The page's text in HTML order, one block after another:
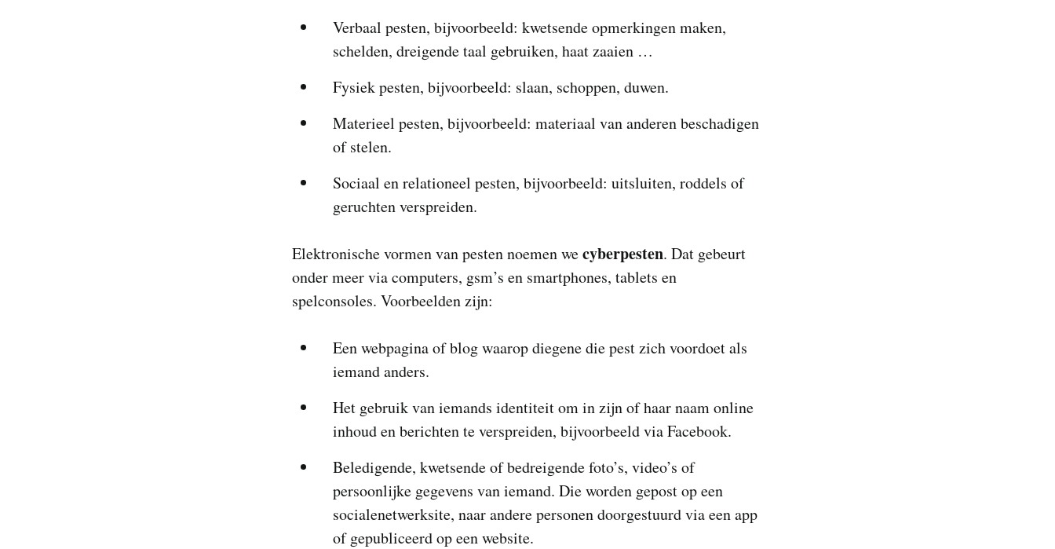
Verbaal pesten, bijvoorbeeld: kwetsende opmerkingen maken,
schelden, dreigende taal gebruiken, haat zaaien …
Fysiek pesten, bijvoorbeeld: slaan, schoppen, duwen.
Materieel pesten, bijvoorbeeld: materiaal van anderen beschadigen
of stelen.
Sociaal en relationeel pesten, bijvoorbeeld: uitsluiten, roddels of
geruchten verspreiden.
Elektronische vormen van pesten noemen wecyberpesten. Dat gebeurt
onder meer via computers, gsm’s en smartphones, tablets en
spelconsoles. Voorbeelden zijn:
Een webpagina of blog waarop diegene die pest zich voordoet als
iemand anders.
Het gebruik van iemands identiteit om in zijn of haar naam online
inhoud en berichten te verspreiden, bijvoorbeeld via Facebook.
Beledigende, kwetsende of bedreigende foto’s, video’s of
persoonlijke gegevens van iemand. Die worden gepost op een
socialenetwerksite, naar andere personen doorgestuurd via een app
of gepubliceerd op een website.